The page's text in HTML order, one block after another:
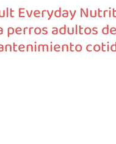
Everyday
adultos